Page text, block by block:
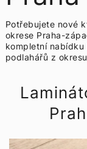
Potřebujete nové
okrese Praha-
kompletní nabídku
podlahářů z